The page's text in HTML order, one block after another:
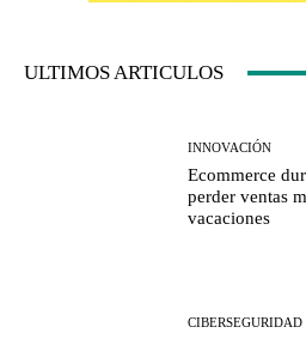
ULTIMOS ARTICULOS
INNOVACIÓN
Ecommerce
perder ventas
vacaciones
CIBERSEGURIDAD